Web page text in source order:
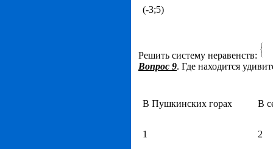
(-3;5)
Решить систему неравенств:
Вопрос 9. Где находится
В Пушкинских горах В
1 2